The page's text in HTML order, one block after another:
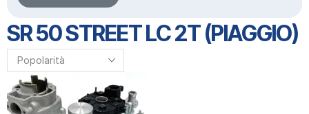
SR 50 STREET LC 2T (PIAGGIO)